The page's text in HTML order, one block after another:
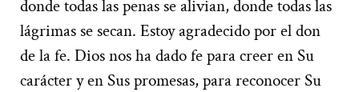
donde todas las penas se alivian, donde todas las
lágrimas se secan. Estoy agradecido por el don
de la fe. Dios nos ha dado fe para creer en Su
carácter y en Sus promesas, para reconocer Su